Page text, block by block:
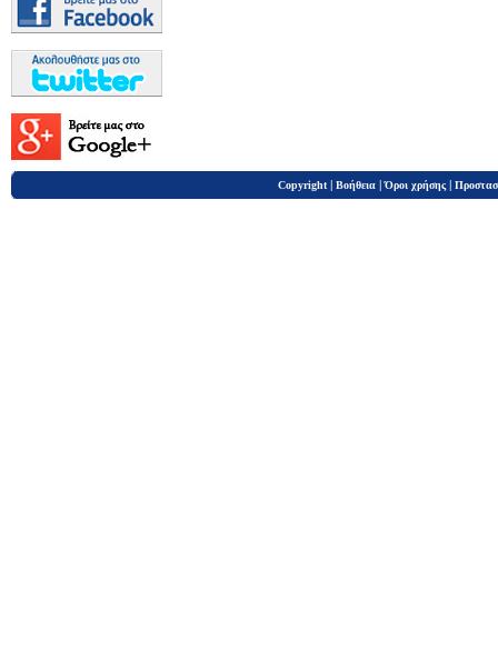
Copyright | Βοήθεια |Όροι χρήσης |